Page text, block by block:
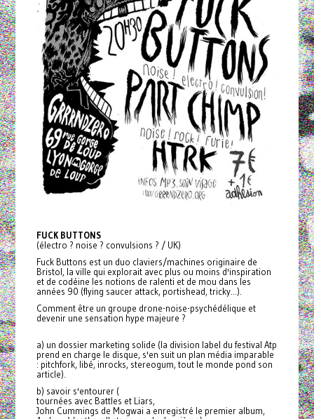
FUCK BUTTONS
(électro ? noise ? convulsions ? / UK)
Fuck Buttons est un duo claviers/machines originaire de
Bristol, la ville qui explorait avec plus ou moins d'inspiration
et de codéine les notions de ralenti et de mou dans les
années 90 (flying saucer attack, portishead, tricky...).
Comment être un groupe drone-noise-psychédélique et
devenir une sensation hype majeure ?
a) un dossier marketing solide (la division label du festival Atp
prend en charge le disque, s'en suit un plan média imparable
: pitchfork, libé, inrocks, stereogum, tout le monde pond son
article).
b) savoir s'entourer (
tournées avec Battles et Liars,
John Cummings de Mogwai a enregistré le premier album,